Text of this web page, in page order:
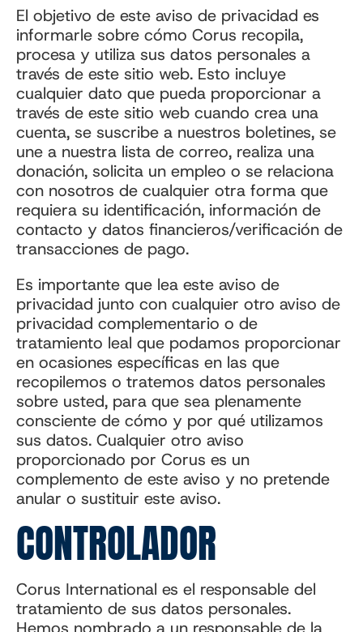
El objetivo de este aviso de privacidad es
informarle sobre cómo Corus recopila,
procesa y utiliza sus datos personales a
través de este sitio web. Esto incluye
cualquier dato que pueda proporcionar a
través de este sitio web cuando crea una
cuenta, se suscribe a nuestros boletines, se
une a nuestra lista de correo, realiza una
donación, solicita un empleo o se relaciona
con nosotros de cualquier otra forma que
requiera su identificación, información de
contacto y datos financieros/verificación de
transacciones de pago.
Es importante que lea este aviso de
privacidad junto con cualquier otro aviso de
privacidad complementario o de
tratamiento leal que podamos proporcionar
en ocasiones específicas en las que
recopilemos o tratemos datos personales
sobre usted, para que sea plenamente
consciente de cómo y por qué utilizamos
sus datos. Cualquier otro aviso
proporcionado por Corus es un
complemento de este aviso y no pretende
anular o sustituir este aviso.
CONTROLADOR
Corus International es el responsable del
tratamiento de sus datos personales.